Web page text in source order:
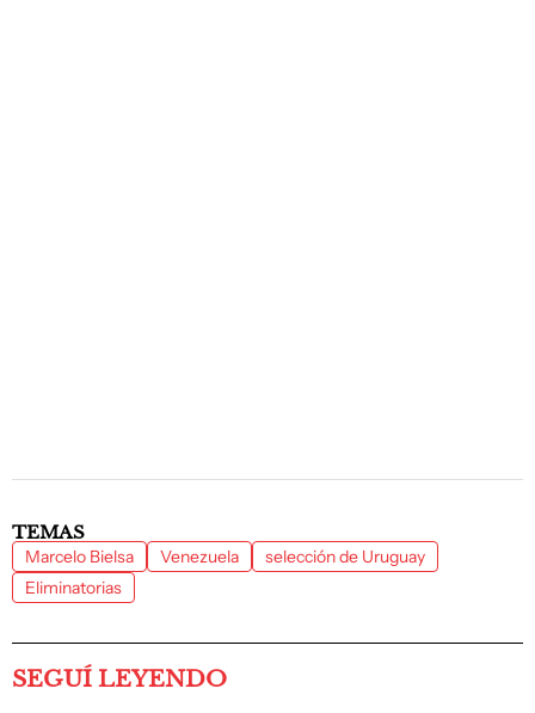
TEMAS
Marcelo Bielsa Venezuela
selección de Uruguay
Eliminatorias
SEGUÍ LEYENDO